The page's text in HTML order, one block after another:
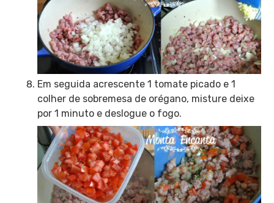
Em seguida acrescente 1 tomate picado e 1
colher de sobremesa de orégano, misture deixe
por 1 minuto e deslogue o fogo.